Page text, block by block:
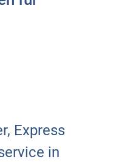
Express
in